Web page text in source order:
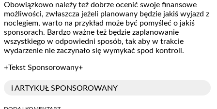
Obowiązkowo należy też dobrze ocenić swoje finansowe
możliwości, zwłaszcza jeżeli planowany będzie jakiś wyjazd z
noclegiem, warto na przykład może być pomyśleć o jakiś
sponsorach. Bardzo ważne też będzie zaplanowanie
wszystkiego w odpowiedni sposób, tak aby w trakcie
wydarzenie nie zaczynało się wymykać spod kontroli.
+Tekst Sponsorowany+
ℹ️ ARTYKUŁ SPONSOROWANY